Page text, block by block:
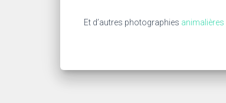
Et d’autres photographies animalières